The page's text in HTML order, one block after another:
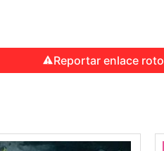
Reportar enlace roto